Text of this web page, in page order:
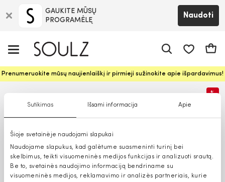
Sutikimas Išsami informacija Apie
Šioje svetainėje naudojami slapukai
Naudojame slapukus, kad galėtume suasmeninti turinį bei
skelbimus, teikti visuomeninės medijos funkcijas ir analizuoti srautą.
Be to, svetainės naudojimo informaciją bendriname su
visuomeninės medijos, reklamavimo ir analizės partneriais, kurie
GAUKITE MŪSŲ
PROGRAMĖLĘ
Naudoti
Prenumeruokite mūsų naujienlaiškį ir pirmieji sužinokite apie išpardavimus!
%